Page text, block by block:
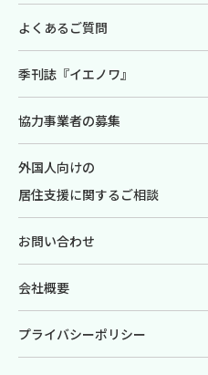
よくあるご質問
季刊誌『イエノワ』
協力事業者の募集
外国人向けの
居住支援に関するご相談
お問い合わせ
会社概要
プライバシーポリシー